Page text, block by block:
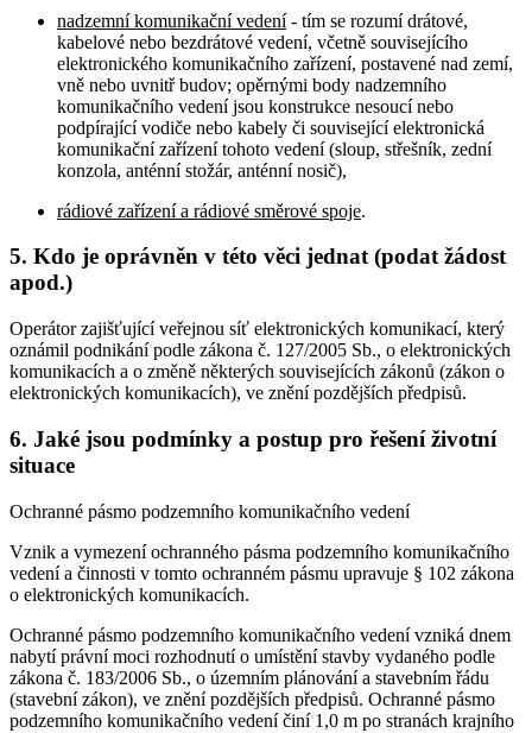
nadzemní komunikační vedení- tím se rozumí drátové,
kabelové nebo bezdrátové vedení, včetně souvisejícího
elektronického komunikačního zařízení, postavené nad zemí,
vně nebo uvnitř budov; opěrnými body nadzemního
komunikačního vedení jsou konstrukce nesoucí nebo
podpírající vodiče nebo kabely či související elektronická
komunikační zařízení tohoto vedení (sloup, střešník, zední
konzola, anténní stožár, anténní nosič),
rádiové zařízení a rádiové směrové spoje.
5. Kdo je oprávněn v této věci jednat (podat žádost
apod.)
Operátor zajišťující veřejnou síť elektronických komunikací, který
oznámil podnikání podle zákona č. 127/2005 Sb., o elektronických
komunikacích a o změně některých souvisejících zákonů (zákon o
elektronických komunikacích), ve znění pozdějších předpisů.
6. Jaké jsou podmínky a postup pro řešení životní
situace
Ochranné pásmo podzemního komunikačního vedení
Vznik a vymezení ochranného pásma podzemního komunikačního
vedení a činnosti v tomto ochranném pásmu upravuje § 102 zákona
o elektronických komunikacích.
Ochranné pásmo podzemního komunikačního vedení vzniká dnem
nabytí právní moci rozhodnutí o umístění stavby vydaného podle
zákona č. 183/2006 Sb., o územním plánování a stavebním řádu
(stavební zákon), ve znění pozdějších předpisů. Ochranné pásmo
podzemního komunikačního vedení činí 1,0 m po stranách krajního